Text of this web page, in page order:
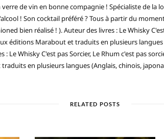
de vin en bonne compagnie ! Spécialiste de la
! Son cocktail préféré ? Tous à partir du
bien réalisé ! ). Auteur des livres : Le Whisky
éditions Marabout et traduits en plusieurs
: Le Whisky C'est pas Sorcier, Le Rhum c'est pas
en plusieurs langues (Anglais, chinois,
RELATED POSTS